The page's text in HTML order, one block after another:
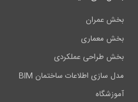
بخش عمران
بخش معماری
بخش طراحی عملکردی
مدل سازی اطلاعات ساختمان BIM
آموزشگاه